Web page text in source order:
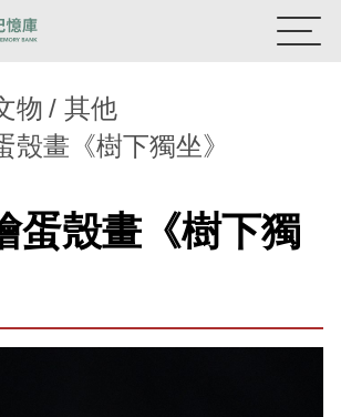
和 李舜治 鹿窟事件
物
其他
殼畫《樹下獨坐》
蛋殼畫《樹下獨